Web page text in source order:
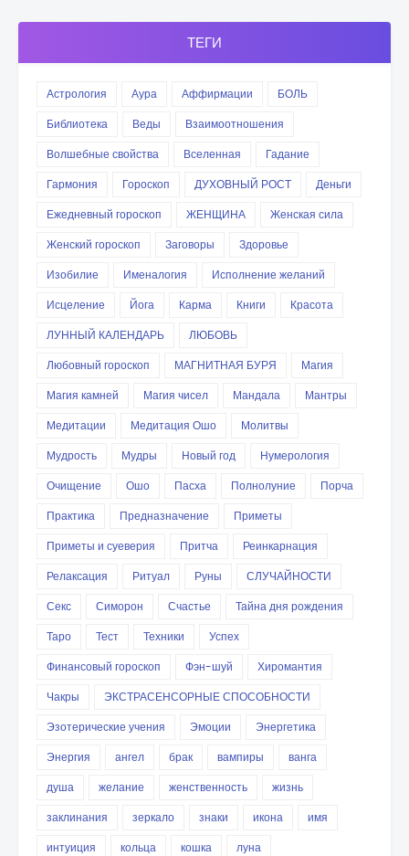
ТЕГИ
Астрология Аура Аффирмации
БОЛЬ
Библиотека
Веды
Взаимоотношения
Волшебные свойства
Вселенная
Гадание
Гармония
Гороскоп ДУХОВНЫЙ РОСТ
Деньги
Ежедневный гороскоп
ЖЕНЩИНА
Женская сила
Женский гороскоп
Заговоры
Здоровье
Изобилие
Именалогия
Исполнение желаний
Исцеление
Йога Карма Книги
Красота
ЛУННЫЙ КАЛЕНДАРЬ
ЛЮБОВЬ
Любовный гороскоп
МАГНИТНАЯ БУРЯ
Магия
Магия камней
Магия чисел Мандала
Мантры
Медитации
Медитация Ошо
Молитвы
Мудрость
Мудры Новый год
Нумерология
Очищение
Ошо Пасха Полнолуние
Порча
Практика
Предназначение
Приметы
Приметы и суеверия
Притча
Реинкарнация
Релаксация
Ритуал Руны
СЛУЧАЙНОСТИ
Секс
Симорон Счастье
Тайна дня рождения
Таро
Тест Техники
Успех
Финансовый гороскоп
Фэн-шуй
Хиромантия
Чакры
ЭКСТРАСЕНСОРНЫЕ СПОСОБНОСТИ
Эзотерические учения
Эмоции
Энергетика
Энергия
ангел брак вампиры
ванга
душа
желание женственность
жизнь
заклинания
зеркало знаки икона
имя
интуиция
кольца кошка
луна